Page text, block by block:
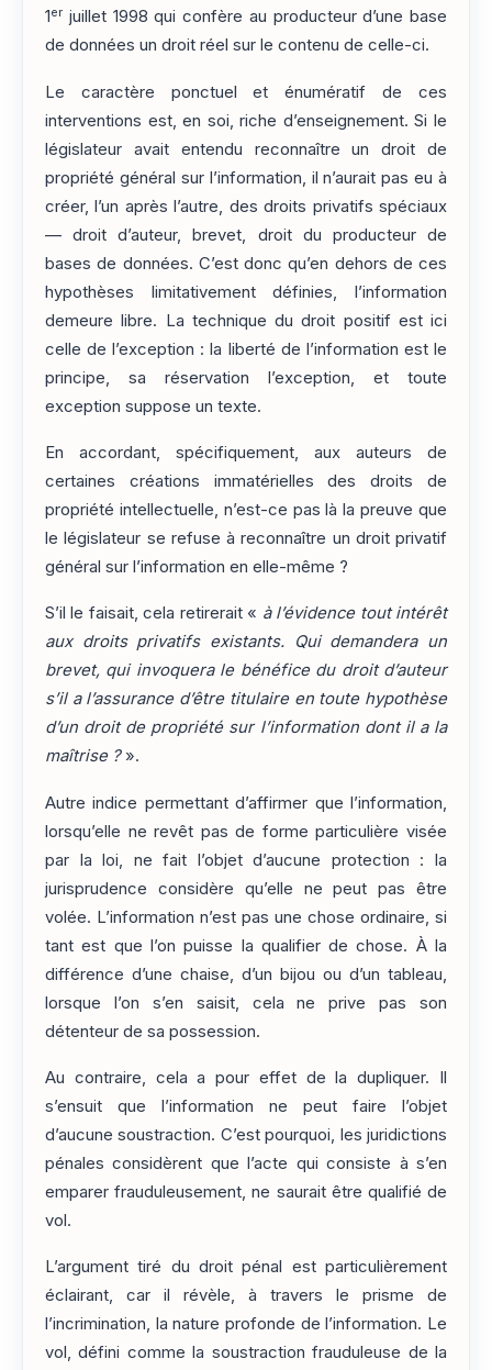
1er juillet 1998 qui confère au producteur d’une base
de données un droit réel sur le contenu de celle-ci.
Le caractère ponctuel et énumératif de ces
interventions est, en soi, riche d’enseignement. Si le
législateur avait entendu reconnaître un droit de
propriété général sur l’information, il n’aurait pas eu à
créer, l’un après l’autre, des droits privatifs spéciaux
— droit d’auteur, brevet, droit du producteur de
bases de données. C’est donc qu’en dehors de ces
hypothèses limitativement définies, l’information
demeure libre. La technique du droit positif est ici
celle de l’exception : la liberté de l’information est le
principe, sa réservation l’exception, et toute
exception suppose un texte.
En accordant, spécifiquement, aux auteurs de
certaines créations immatérielles des droits de
propriété intellectuelle, n’est-ce pas là la preuve que
le législateur se refuse à reconnaître un droit privatif
général sur l’information en elle-même ?
S’il le faisait, cela retirerait « à l’évidence tout intérêt
aux droits privatifs existants. Qui demandera un
brevet, qui invoquera le bénéfice du droit d’auteur
s’il a l’assurance d’être titulaire en toute hypothèse
d’un droit de propriété sur l’information dont il a la
maîtrise ?».
Autre indice permettant d’affirmer que l’information,
lorsqu’elle ne revêt pas de forme particulière visée
par la loi, ne fait l’objet d’aucune protection : la
jurisprudence considère qu’elle ne peut pas être
volée. L’information n’est pas une chose ordinaire, si
tant est que l’on puisse la qualifier de chose. À la
différence d’une chaise, d’un bijou ou d’un tableau,
lorsque l’on s’en saisit, cela ne prive pas son
détenteur de sa possession.
Au contraire, cela a pour effet de la dupliquer. Il
s’ensuit que l’information ne peut faire l’objet
d’aucune soustraction. C’est pourquoi, les juridictions
pénales considèrent que l’acte qui consiste à s’en
emparer frauduleusement, ne saurait être qualifié de
vol.
L’argument tiré du droit pénal est particulièrement
éclairant, car il révèle, à travers le prisme de
l’incrimination, la nature profonde de l’information. Le
vol, défini comme la soustraction frauduleuse de la